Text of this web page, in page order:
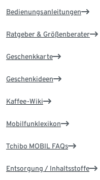
Bedienungsanleitungen
Ratgeber & Größenberater
Geschenkkarte
Geschenkideen
Kaffee-Wiki
Mobilfunklexikon
Tchibo MOBIL FAQs
Entsorgung / Inhaltsstoffe